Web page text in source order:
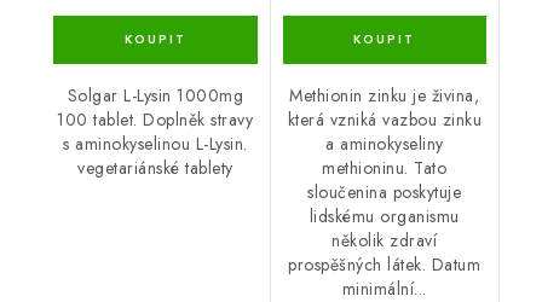
Solgar L-Lysin 1000mg
100 tablet. Doplněk stravy
s aminokyselinou L-Lysin.
vegetariánské tablety
Methionin zinku je živina,
která vzniká vazbou zinku
a aminokyseliny
methioninu. Tato
sloučenina poskytuje
lidskému organismu
několik zdraví
prospěšných látek. Datum
minimální...